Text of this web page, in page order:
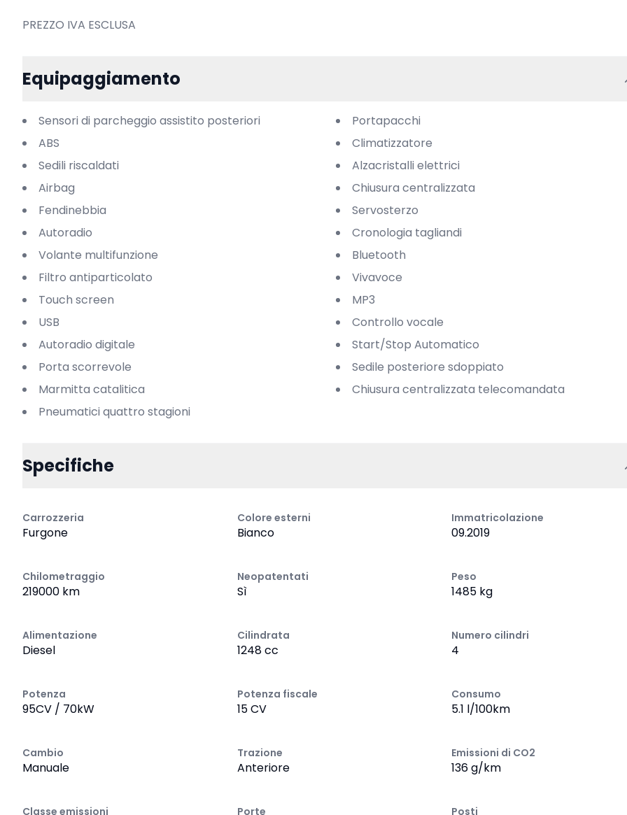
PREZZO IVA ESCLUSA
Equipaggiamento
Sensori di parcheggio assistito posteriori
Portapacchi
ABS
Climatizzatore
Sedili riscaldati
Alzacristalli elettrici
Airbag
Chiusura centralizzata
Fendinebbia
Servosterzo
Autoradio
Cronologia tagliandi
Volante multifunzione
Bluetooth
Filtro antiparticolato
Vivavoce
Touch screen
MP3
USB
Controllo vocale
Autoradio digitale
Start/Stop Automatico
Porta scorrevole
Sedile posteriore sdoppiato
Marmitta catalitica
Chiusura centralizzata telecomandata
Pneumatici quattro stagioni
Specifiche
Carrozzeria
Furgone
Colore esterni
Bianco
Immatricolazione
09.2019
Chilometraggio
219000 km
Neopatentati
Sì
Peso
1485 kg
Alimentazione
Diesel
Cilindrata
1248 cc
Numero cilindri
4
Potenza
95CV / 70kW
Potenza fiscale
15 CV
Consumo
5.1 l/100km
Cambio
Manuale
Trazione
Anteriore
Emissioni di CO2
136 g/km
Classe emissioni Porte Posti